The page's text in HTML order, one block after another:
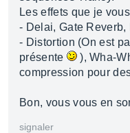
Les effets que je
- Delai, Gate Reverb,
- Distortion (On est
présente
), Wha-
compression pour
Bon, vous vous en
signaler